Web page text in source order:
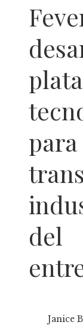
para
del
Janice